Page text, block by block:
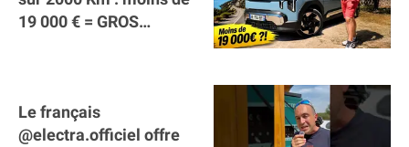
19 000 € = GROS
Le français
@electra.officiel offre